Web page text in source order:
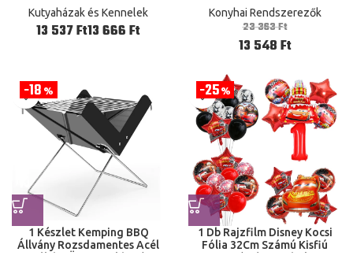
Gyerekek Játék Ajándék
Kutyaházak és Kennelek
Ft Ft
Konyhai Hozzáférésű Eszköz
Sütő Pulyka
Konyhai Rendszerezők
23 363Ft
13 548Ft
18%
1 Készlet Kemping BBQ
Állvány Rozsdamentes Acél
25%
1 Db Rajzfilm Disney Kocsi
Fólia 32Cm Számú Kisfiú